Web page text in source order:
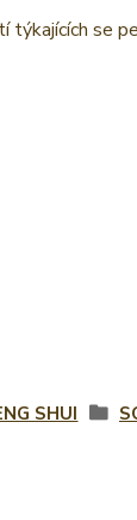
se
SHUI